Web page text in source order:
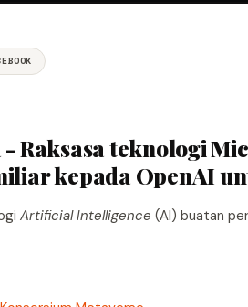
- Raksasa teknologi
kepada OpenAI
Artificial Intelligence (AI) buatan